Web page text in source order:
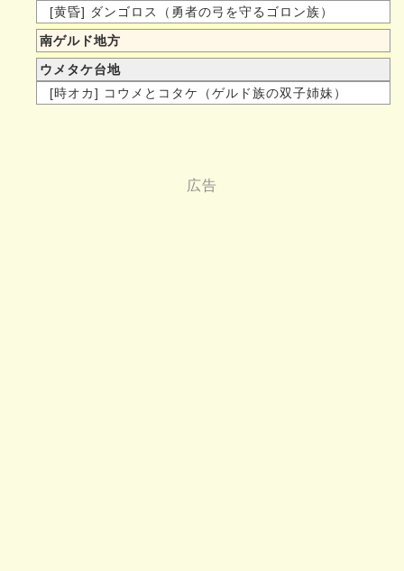
[黄昏] ダンゴロス（勇者の弓を守るゴロン族）
南ゲルド地方
ウメタケ台地
[時オカ] コウメとコタケ（ゲルド族の双子姉妹）